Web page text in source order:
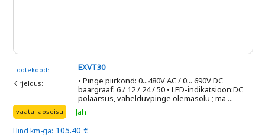
Tootekood: EXVT30
Kirjeldus:
• Pinge piirkond: 0...480V AC / 0... 690V DC
baargraaf: 6 / 12 / 24 / 50 • LED-indikatsioon:DC
polaarsus, vahelduvpinge olemasolu ; ma ...
vaata laoseisu Jah
Hind km-ga: 105.40 €